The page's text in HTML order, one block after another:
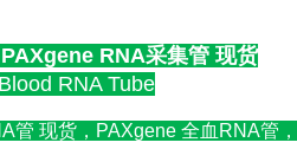
RNA采集管 现货
RNA Tube
管 现货，PAXgene 全血RNA管